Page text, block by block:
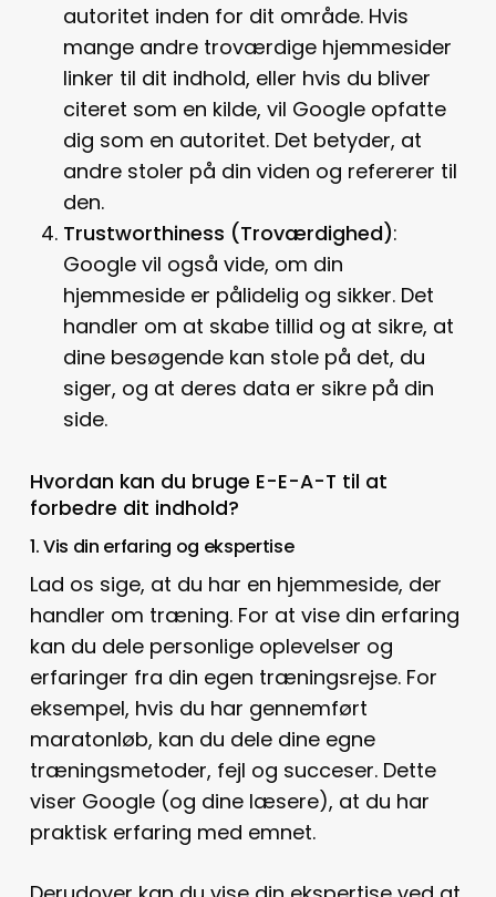
autoritet inden for dit område. Hvis
mange andre troværdige hjemmesider
linker til dit indhold, eller hvis du bliver
citeret som en kilde, vil Google opfatte
dig som en autoritet. Det betyder, at
andre stoler på din viden og refererer til
den.
Trustworthiness (Troværdighed):
Google vil også vide, om din
hjemmeside er pålidelig og sikker. Det
handler om at skabe tillid og at sikre, at
dine besøgende kan stole på det, du
siger, og at deres data er sikre på din
side.
Hvordan kan du bruge E-E-A-T til at
forbedre dit indhold?
1. Vis din erfaring og ekspertise
Lad os sige, at du har en hjemmeside, der
handler om træning. For at vise din erfaring
kan du dele personlige oplevelser og
erfaringer fra din egen træningsrejse. For
eksempel, hvis du har gennemført
maratonløb, kan du dele dine egne
træningsmetoder, fejl og succeser. Dette
viser Google (og dine læsere), at du har
praktisk erfaring med emnet.